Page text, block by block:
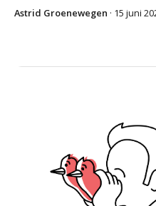
Astrid Groenewegen · 15 juni